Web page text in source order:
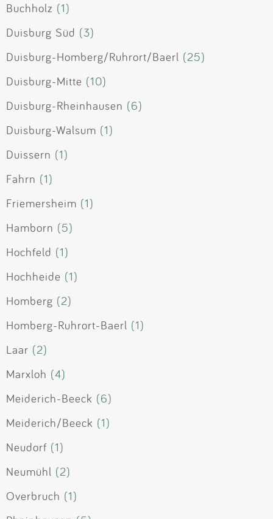
Buchholz (1)
Duisburg Süd (3)
Duisburg-Homberg/Ruhrort/Baerl (25)
Duisburg-Mitte (10)
Duisburg-Rheinhausen (6)
Duisburg-Walsum (1)
Duissern (1)
Fahrn (1)
Friemersheim (1)
Hamborn (5)
Hochfeld (1)
Hochheide (1)
Homberg (2)
Homberg-Ruhrort-Baerl (1)
Laar (2)
Marxloh (4)
Meiderich-Beeck (6)
Meiderich/Beeck (1)
Neudorf (1)
Neumühl (2)
Overbruch (1)